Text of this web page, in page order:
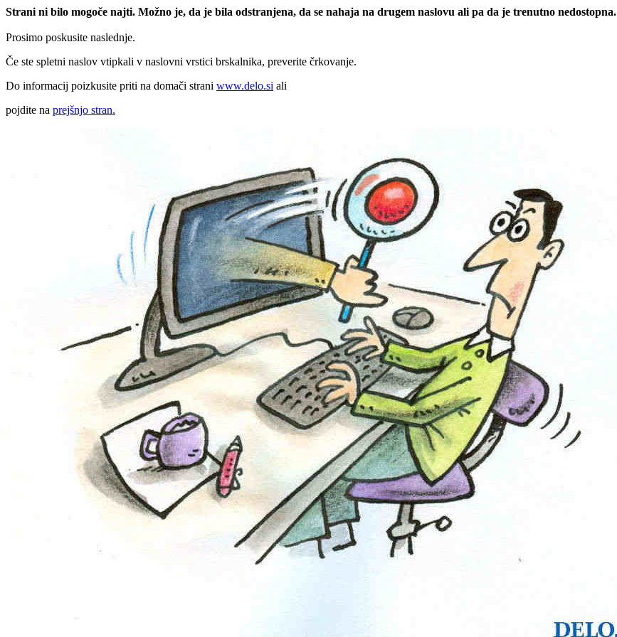
Strani ni bilo mogoče najti. Možno je, da je bila odstranjena, da se nahaja na drugem naslovu ali pa da je trenutno nedostopna.
Prosimo poskusite naslednje.
Če ste spletni naslov vtipkali v naslovni vrstici brskalnika, preverite črkovanje.
Do informacij poizkusite priti na domači strani www.delo.si ali
pojdite na prejšnjo stran.